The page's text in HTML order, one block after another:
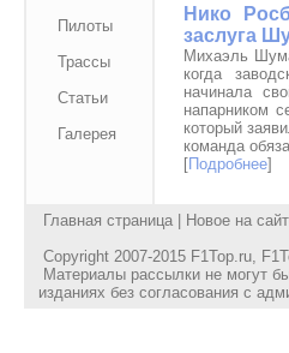
Пилоты
Трассы
Статьи
Галерея
Нико
заслуга
Михаэль
когда
начинала
напарником
который
команда
[Подробнее]
Главная страница Новое на
Copyright 2007-2015 F1Top.ru,
Материалы рассылки не могут
изданиях без согласования с